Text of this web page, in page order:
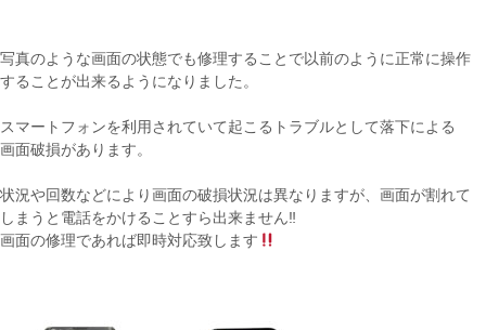
写真のような画面の状態でも修理することで以前のように正常に操作
することが出来るようになりました。
スマートフォンを利用されていて起こるトラブルとして落下による
画面破損があります。
状況や回数などにより画面の破損状況は異なりますが、画面が割れて
しまうと電話をかけることすら出来ません‼︎
画面の修理であれば即時対応致します